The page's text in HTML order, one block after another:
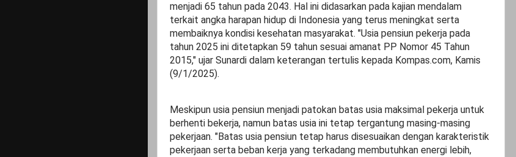
menjadi 65 tahun pada 2043. Hal ini didasarkan pada kajian mendalam
terkait angka harapan hidup di Indonesia yang terus meningkat serta
membaiknya kondisi kesehatan masyarakat. "Usia pensiun pekerja pada
tahun 2025 ini ditetapkan 59 tahun sesuai amanat PP Nomor 45 Tahun
2015," ujar Sunardi dalam keterangan tertulis kepada Kompas.com, Kamis
(9/1/2025).
Meskipun usia pensiun menjadi patokan batas usia maksimal pekerja untuk
berhenti bekerja, namun batas usia ini tetap tergantung masing-masing
pekerjaan. "Batas usia pensiun tetap harus disesuaikan dengan karakteristik
pekerjaan serta beban kerja yang terkadang membutuhkan energi lebih,